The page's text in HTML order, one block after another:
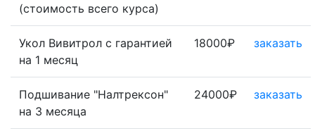
(стоимость всего курса)
Укол Вивитрол с гарантией
на 1 месяц
18000₽ заказать
Подшивание "Налтрексон"
на 3 месяца
24000₽ заказать